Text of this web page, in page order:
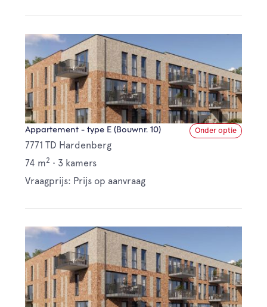
Onder optie
Appartement - type E (Bouwnr. 10)
7771 TD Hardenberg
74 m2 • 3 kamers
Vraagprijs: Prijs op aanvraag